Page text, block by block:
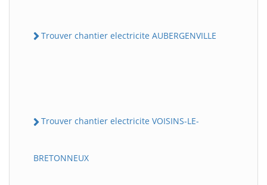
Trouver chantier electricite AUBERGENVILLE
Trouver chantier electricite VOISINS-LE-
BRETONNEUX